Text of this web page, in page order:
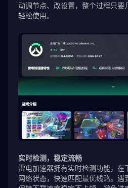
动调节点、改设置，整个过程只要
轻松使用。
实时检测，稳定流畅
雷电加速器拥有实时检测功能，在
网络状态，快速匹配最优线路。遇